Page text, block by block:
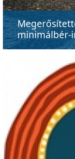
minimálbér-